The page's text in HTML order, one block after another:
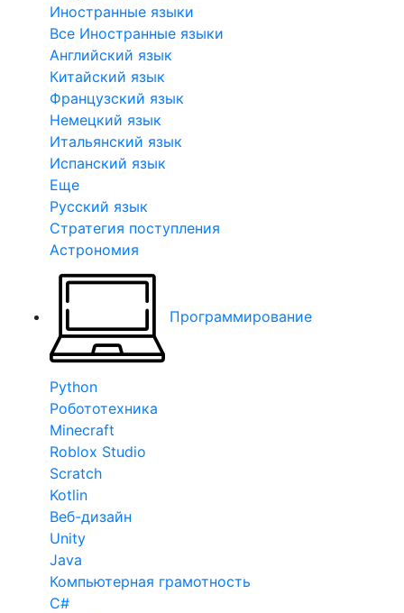
Иностранные языки
Все Иностранные языки
Английский язык
Китайский язык
Французский язык
Немецкий язык
Итальянский язык
Испанский язык
Еще
Русский язык
Стратегия поступления
Астрономия
Программирование
Python
Робототехника
Minecraft
Roblox Studio
Scratch
Kotlin
Веб-дизайн
Unity
Java
Компьютерная грамотность
C#